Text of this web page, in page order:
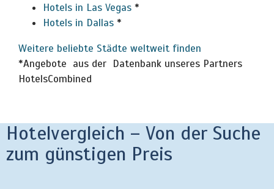
Hotels in Las Vegas *
Hotels in Dallas *
Weitere beliebte Städte weltweit finden
*Angebote aus der Datenbank unseres Partners
HotelsCombined
Hotelvergleich – Von der Suche
zum günstigen Preis